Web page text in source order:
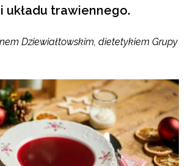
układu trawiennego.
Dziewiałtowskim, dietetykiem Grupy